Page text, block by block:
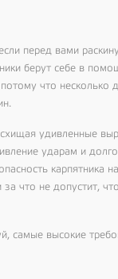
перед вами
берут себе в
что несколько
удивленные
ударам и
карпятника
что не допустит,
самые высокие